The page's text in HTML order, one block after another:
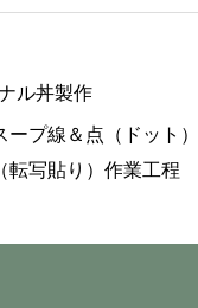
ル丼製作
ープ線＆点（ドット）
転写貼り）作業工程